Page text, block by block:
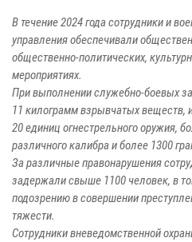
В течение 2024 года сотрудники и
управления обеспечивали
общественно-политических,
мероприятиях.
При выполнении служебно-боевых
11 килограмм взрывчатых веществ,
20 единиц огнестрельного оружия,
различного калибра и более 1300
За различные правонарушения
задержали свыше 1100 человек, в
подозрению в совершении
тяжести.
Сотрудники вневедомственной